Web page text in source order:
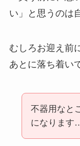
い」と思うのは
むしろお迎え前
あとに落ち着い
不器用なと
になります